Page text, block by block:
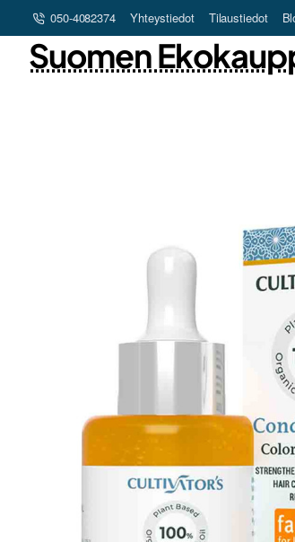
050-4082374 Yhteystiedot Tilaustiedot
Suomen